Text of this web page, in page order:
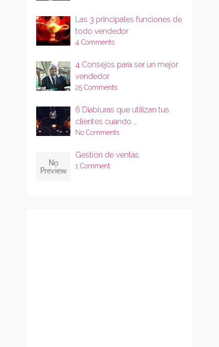
Las 3 principales funciones de
todo vendedor
4 Comments
4 Consejos para ser un mejor
vendedor
25 Comments
6 Diabluras que utilizan tus
clientes cuando …
No Comments
Gestión de ventas
1 Comment